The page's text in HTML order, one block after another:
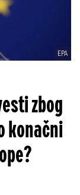
EPA
zbog
konačni